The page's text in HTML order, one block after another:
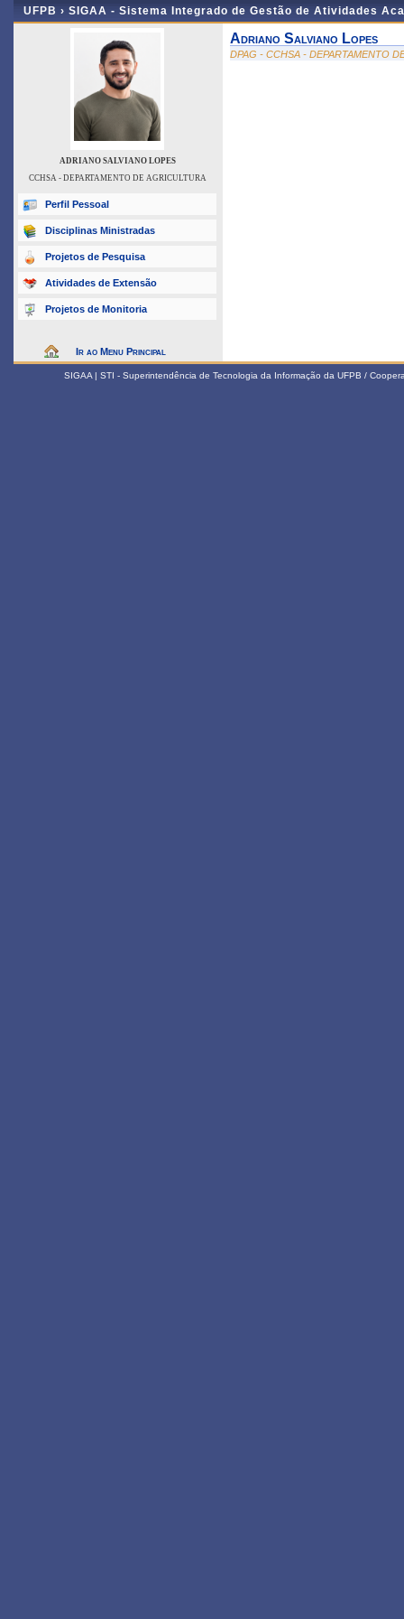
UFPB › SIGAA - Sistema Integrado de Gestão de Atividades
ADRIANO SALVIANO LOPES
CCHSA - DEPARTAMENTO DE AGRICULTURA
Perfil Pessoal
Disciplinas Ministradas
Projetos de Pesquisa
Atividades de Extensão
Projetos de Monitoria
Ir ao Menu Principal
Adriano Salviano Lopes
DPAG - CCHSA - DEPARTAMENTO
SIGAA | STI - Superintendência de Tecnologia da Informação da UFPB /